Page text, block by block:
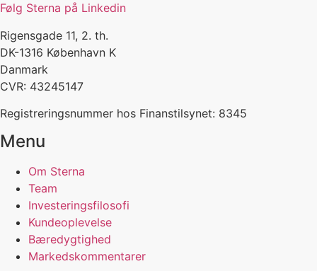
Følg Sterna på Linkedin
Rigensgade 11, 2. th.
DK-1316 København K
Danmark
CVR: 43245147
Registreringsnummer hos Finanstilsynet: 8345
Menu
Om Sterna
Team
Investeringsfilosofi
Kundeoplevelse
Bæredygtighed
Markedskommentarer